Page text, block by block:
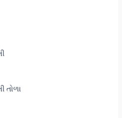
તોળા